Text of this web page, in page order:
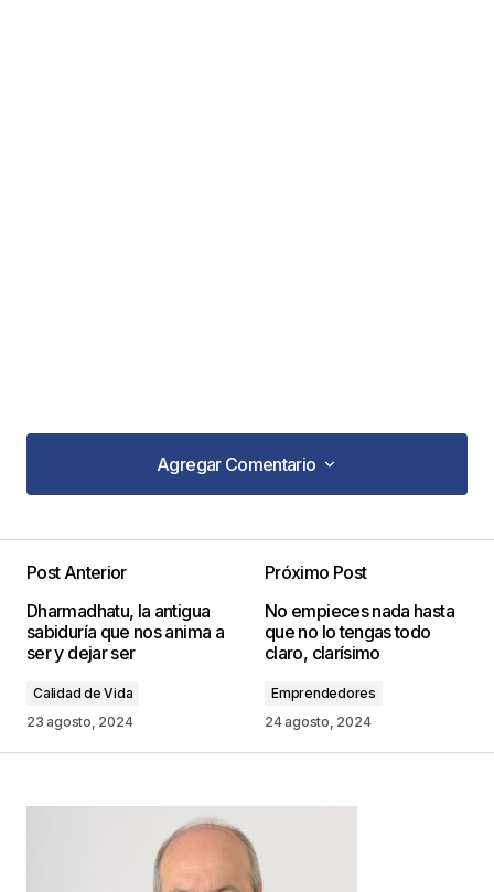
Agregar Comentario
Agregar Comentario
publicada. Los campos obligatorios están
marcados con*
Comentario
Post Anterior
Dharmadhatu, la antigua
sabiduría que nos anima a
ser y dejar ser
Calidad de Vida
23 agosto, 2024
Próximo Post
No empieces nada hasta
que no lo tengas todo
claro, clarísimo
Emprendedores
24 agosto, 2024